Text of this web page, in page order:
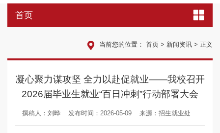
首页
当前您的位置： 首页 > 新闻资讯 > 正文
凝心聚力谋攻坚 全力以赴促就业——我校召开
2026届毕业生就业“百日冲刺”行动部署大会
撰稿人：刘晔 发布时间：2026-05-09 来源：招生就业处